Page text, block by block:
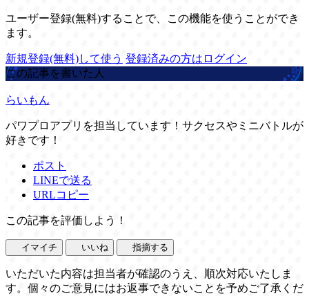
ユーザー登録(無料)することで、この機能を使うことができ
ます。
新規登録(無料)して使う 登録済みの方はログイン
この記事を書いた人
らいもん
パワプロアプリを担当しています！サクセスやミニバトルが
好きです！
ポスト
LINEで送る
URLコピー
この記事を評価しよう！
イマイチ いいね 指摘する
いただいた内容は担当者が確認のうえ、順次対応いたしま
す。個々のご意見にはお返事できないことを予めご了承くだ